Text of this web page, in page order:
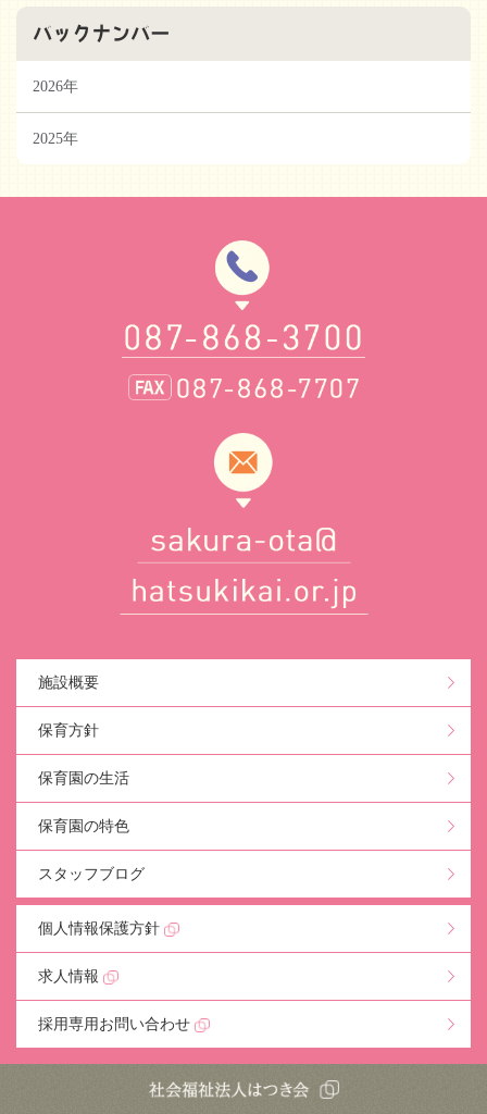
バックナンバー
2026年
2025年
施設概要
保育方針
保育園の生活
保育園の特色
スタッフブログ
個人情報保護方針
求人情報
採用専用お問い合わせ